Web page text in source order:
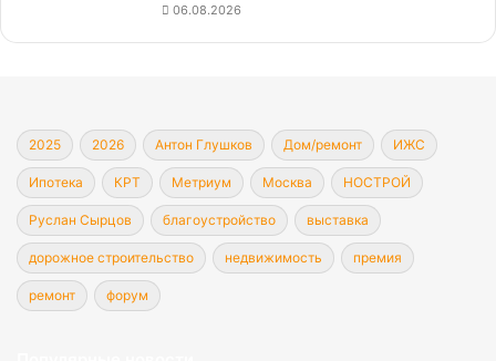
06.08.2026
2025 2026 Антон Глушков Дом/ремонт ИЖС
Ипотека КРТ Метриум Москва НОСТРОЙ
Руслан Сырцов благоустройство выставка
дорожное строительство недвижимость премия
ремонт форум